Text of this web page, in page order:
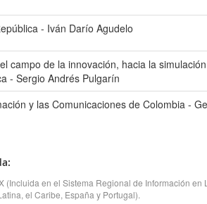
- Iván Darío Agudelo
campo de la innovación, hacia la
- Sergio Andrés Pulgarín
y las Comunicaciones de Colombia -
(Incluida en el Sistema Regional de Información
el Caribe, España y Portugal).